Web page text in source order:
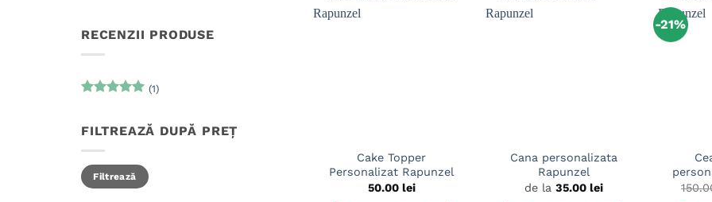
RECENZII PRODUSE
(1)
FILTREAZĂ DUPĂ PREȚ
Preț
minim
Preț
maxim
Filtrează
Cake Topper
Personalizat Rapunzel
50.00 lei
Cana personalizata
Rapunzel
de la35.00lei
-21%